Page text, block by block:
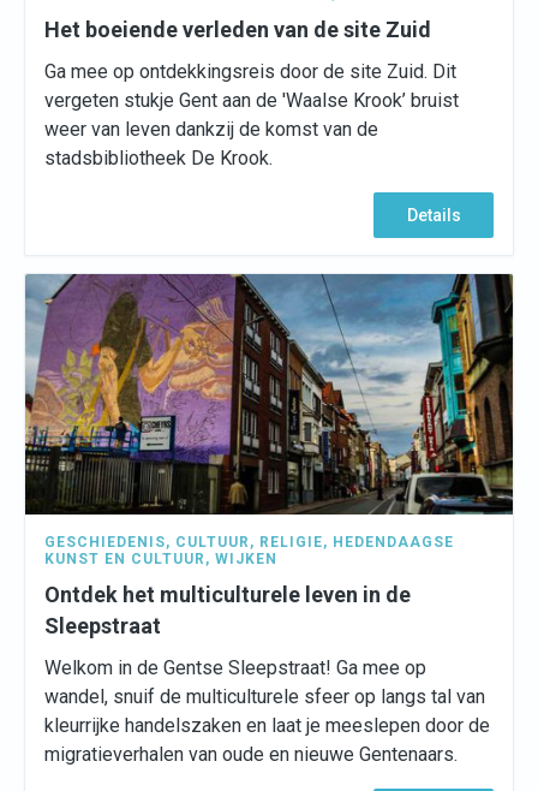
Het boeiende verleden van de site Zuid
Ga mee op ontdekkingsreis door de site Zuid. Dit
vergeten stukje Gent aan de 'Waalse Krook’ bruist
weer van leven dankzij de komst van de
stadsbibliotheek De Krook.
Details
GESCHIEDENIS, CULTUUR , RELIGIE, HEDENDAAGSE
KUNST EN CULTUUR , WIJKEN
Ontdek het multiculturele leven in de
Sleepstraat
Welkom in de Gentse Sleepstraat! Ga mee op
wandel, snuif de multiculturele sfeer op langs tal van
kleurrijke handelszaken en laat je meeslepen door de
migratieverhalen van oude en nieuwe Gentenaars.